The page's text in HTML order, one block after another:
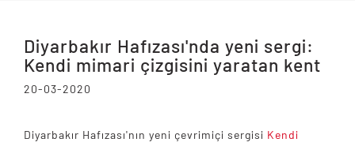
Diyarbakır Hafızası'nda yeni sergi:
Kendi mimari çizgisini yaratan kent
20-03-2020
Diyarbakır Hafızası'nın yeni çevrimiçi sergisi Kendi